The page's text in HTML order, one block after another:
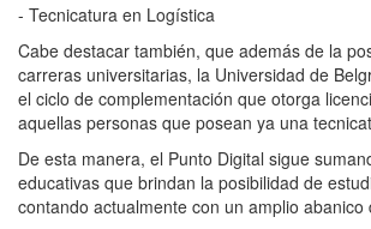
- Tecnicatura en Logística
Cabe destacar también, que además de la
carreras universitarias, la Universidad de
el ciclo de complementación que otorga
aquellas personas que posean ya una
De esta manera, el Punto Digital sigue
educativas que brindan la posibilidad de
contando actualmente con un amplio abanico